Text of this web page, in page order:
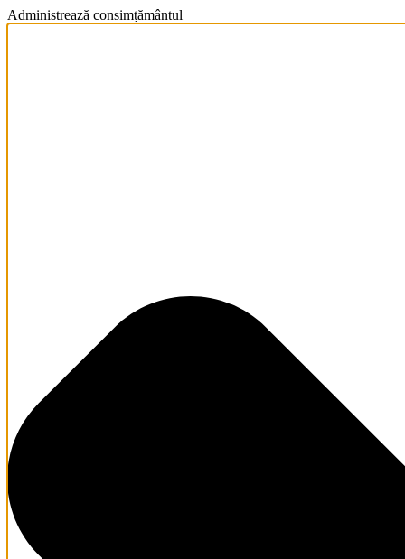
Administrează consimțământul